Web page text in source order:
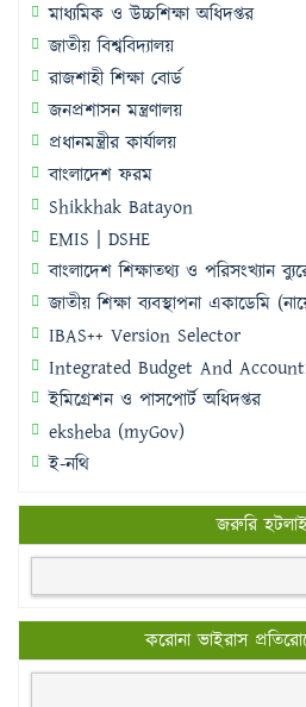
মাধ্যমিক ও উচ্চশিক্ষা অধিদপ্তর
জাতীয় বিশ্ববিদ্যালয়
রাজশাহী শিক্ষা বোর্ড
জনপ্রশাসন মন্ত্রণালয়
প্রধানমন্ত্রীর কার্যালয়
বাংলাদেশ ফরম
Shikkhak Batayon
EMIS | DSHE
বাংলাদেশ শিক্ষাতথ্য ও পরিসংখ্যান
জাতীয় শিক্ষা ব্যবস্থাপনা একাডেমি
IBAS++ Version Selector
Integrated Budget And
ইমিগ্রেশন ও পাসপোর্ট অধিদপ্তর
eksheba (myGov)
ই-নথি
জরুরি
করোনা ভাইরাস